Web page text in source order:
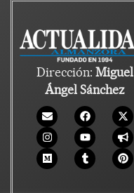
Dirección: Miguel
Ángel Sánchez